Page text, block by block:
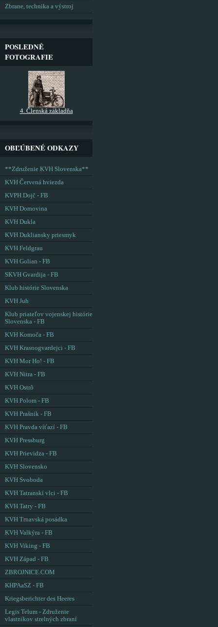
Zbrane, technika a výstroj
POSLEDNÉ
FOTOGRAFIE
4. Členská základňa
OBĽÚBENÉ ODKAZY
**Združenie KVH Slovenska**
KVH Červená hviezda
KVPH Dojč - FB
KVH Domovina
KVH Dukla
KVH Dukliansky priesmyk
KVH Feldgrau
KVH Golian - FB
SKVH Gvardija - FB
Klub histórie Slovenska
KVH Juh
Klub priateľov vojenskej histórie
Slovenska - FB
KVH Komoča - FB
KVH Krasnogvardejci - FB
KVH Mor Ho! - FB
KVH Nitra - FB
KVH Ostrô
KVH Polom - FB
KVH Prašník - FB
KVH Pravda víťazí - FB
KVH Pressburg
KVH Prievidza - FB
KVH Slovensko
KVH Svoboda
KVH Tatranskí vlci - FB
KVH Tatry - FB
KVH Trnavská posádka
KVH Valkýra - FB
KVH Viking - FB
KVH Západ - FB
ZBROJNICE.COM
KHPAaSZ - FB
Kriegsberichter des Heeres
Legis Telum - Združenie
vlastníkov strelných zbraní